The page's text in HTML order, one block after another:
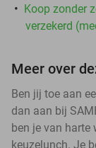
Koop zonder
verzekerd
Meer over
Ben jij toe aan
dan aan bij
ben je van harte
keuzelunch. Je